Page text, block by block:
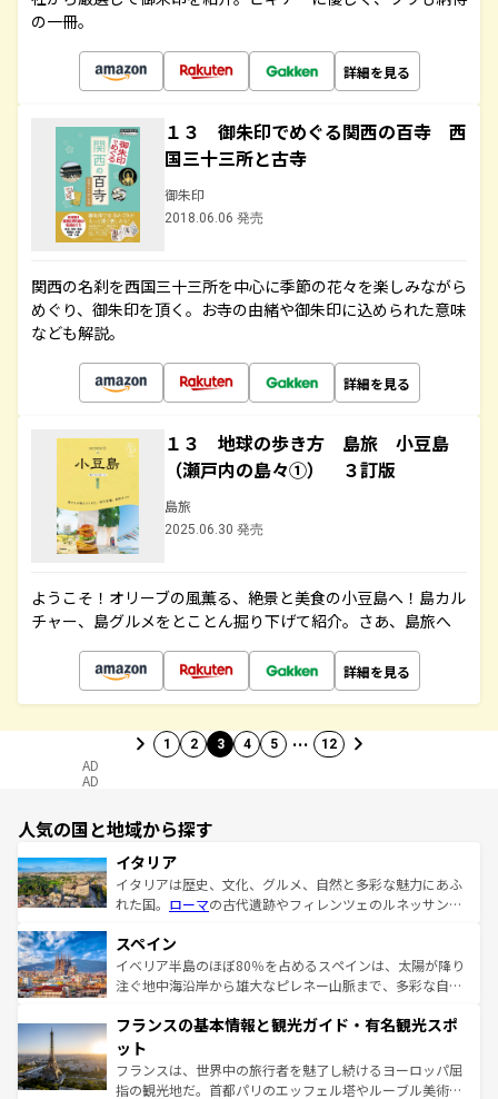
の一冊。
詳細を見る
１３ 御朱印でめぐる関西の百寺 西
国三十三所と古寺
御朱印
2018.06.06 発売
関西の名刹を西国三十三所を中心に季節の花々を楽しみながら
めぐり、御朱印を頂く。お寺の由緒や御朱印に込められた意味
なども解説。
詳細を見る
１３ 地球の歩き方 島旅 小豆島
（瀬戸内の島々①） ３訂版
島旅
2025.06.30 発売
ようこそ！オリーブの風薫る、絶景と美食の小豆島へ！島カル
チャー、島グルメをとことん掘り下げて紹介。さあ、島旅へ
詳細を見る
1 2 3 4 5 … 12
AD
AD
人気の国と地域から探す
イタリア
イタリアは歴史、文化、グルメ、自然と多彩な魅力にあふ
れた国。 ローマの古代遺跡やフィレンツェのルネッサンス
ろん、トスカーナの美しい田園風景やアマルフィ海岸の絶
景など、自然景観も見逃せない。観光の合間には、本場の
ピザやパスタなど、絶品のイタリア料理を堪能することも
ませてくれるイタリアで、忘れられない旅をしてみよう！
なお、新着のイタリア情報は
しい。
スペイン
イベリア半島のほぼ80％を占めるスペインは、太陽が降り
注ぐ地中海沿岸から雄大なピレネー山脈まで、多彩な自然
文化が根付くこの国では、情熱的なフラメンコ、熱気あふ
れる闘牛、そして美味しいタパスが生活の一部となってい
る。首都マドリードの洗練された雰囲気や、バルセロナの
アートに溢れた街角から、地方では古代ローマ遺跡や中世
フランスの基本情報と観光ガイド・有名観光スポ
ット
フランスは、世界中の旅行者を魅了し続けるヨーロッパ屈
指の観光地だ。首都パリのエッフェル塔やルーブル美術館